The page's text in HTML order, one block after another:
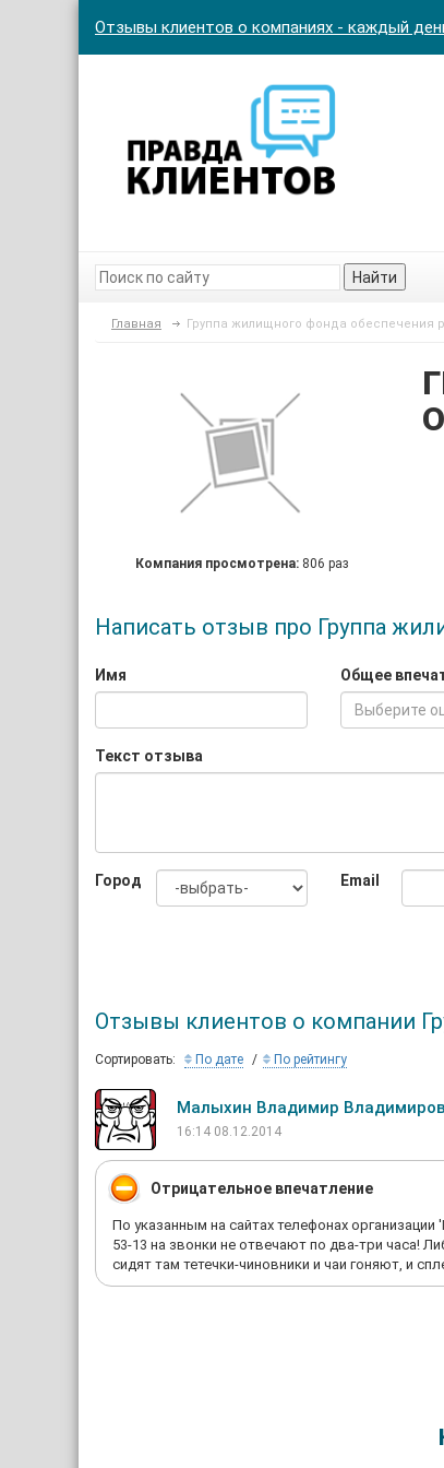
Отзывы клиентов о компаниях - каждый
Найти
Главная Группа жилищного фонда обеспечения
Компания просмотрена: 806 раз
Написать отзыв про Группа
Имя
Общее
Выберите
Текст отзыва
Город Email
Отзывы клиентов о компании
Сортировать: По дате По рейтингу
Малыхин Владимир
16:14 08.12.2014
Отрицательное впечатление
По указанным на сайтах телефонах
53-13 на звонки не отвечают по два-три часа!
сидят там тетечки-чиновники и чаи гоняют, и